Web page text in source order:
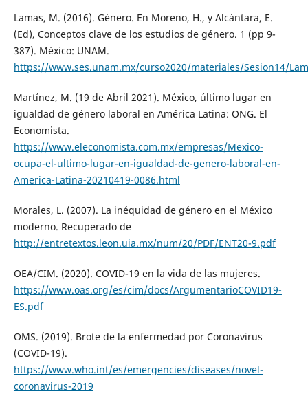
Lamas, M. (2016). Género. En Moreno, H., y Alcántara, E.
(Ed), Conceptos clave de los estudios de género. 1 (pp 9-
387). México: UNAM.
https://www.ses.unam.mx/curso2020/materiales/Sesion14/
Martínez, M. (19 de Abril 2021). México, último lugar en
igualdad de género laboral en América Latina: ONG. El
Economista.
https://www.eleconomista.com.mx/empresas/Mexico-
ocupa-el-ultimo-lugar-en-igualdad-de-genero-laboral-en-
America-Latina-20210419-0086.html
Morales, L. (2007). La inéquidad de género en el México
moderno. Recuperado de
http://entretextos.leon.uia.mx/num/20/PDF/ENT20-9.pdf
OEA/CIM. (2020). COVID-19 en la vida de las mujeres.
https://www.oas.org/es/cim/docs/ArgumentarioCOVID19-
ES.pdf
OMS. (2019). Brote de la enfermedad por Coronavirus
(COVID-19).
https://www.who.int/es/emergencies/diseases/novel-
coronavirus-2019